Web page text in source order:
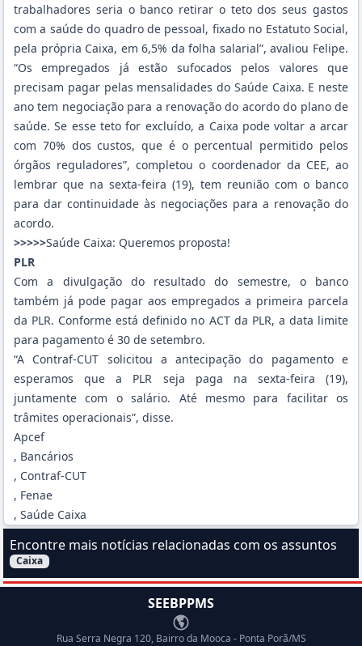
trabalhadores seria o banco retirar o teto dos seus gastos
com a saúde do quadro de pessoal, fixado no Estatuto Social,
pela própria Caixa, em 6,5% da folha salarial”, avaliou Felipe.
“Os empregados já estão sufocados pelos valores que
precisam pagar pelas mensalidades do Saúde Caixa. E neste
ano tem negociação para a renovação do acordo do plano de
saúde. Se esse teto for excluído, a Caixa pode voltar a arcar
com 70% dos custos, que é o percentual permitido pelos
órgãos reguladores”, completou o coordenador da CEE, ao
lembrar que na sexta-feira (19), tem reunião com o banco
para dar continuidade às negociações para a renovação do
acordo.
>>>>>Saúde Caixa: Queremos proposta!
PLR
Com a divulgação do resultado do semestre, o banco
também já pode pagar aos empregados a primeira parcela
da PLR. Conforme está definido no ACT da PLR, a data limite
para pagamento é 30 de setembro.
“A Contraf-CUT solicitou a antecipação do pagamento e
esperamos que a PLR seja paga na sexta-feira (19),
juntamente com o salário. Até mesmo para facilitar os
trâmites operacionais”, disse.
Apcef
, Bancários
, Contraf-CUT
, Fenae
, Saúde Caixa
Encontre mais notícias relacionadas com os assuntos
Filtrar Notícias pelo assunto:
Caixa
SEEBPPMS
Endereço
Rua Serra Negra 120, Bairro da Mooca - Ponta Porã/MS